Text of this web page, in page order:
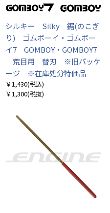
シルキー Silky 鋸(のこぎ
り) ゴムボーイ・ゴムボー
イ7 GOMBOY・GOMBOY7
荒目用 替刃 ※旧パッケ
ージ ※在庫処分特価品
￥1,430(税込)
￥1,300(税抜)